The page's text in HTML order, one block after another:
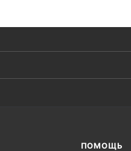
ПОМОЩЬ